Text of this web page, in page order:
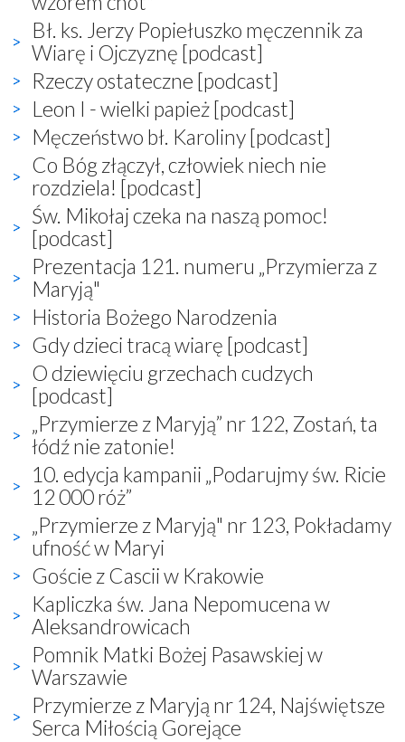
Bł. ks. Jerzy Popiełuszko męczennik za
Wiarę i Ojczyznę [podcast]
Rzeczy ostateczne [podcast]
Leon I - wielki papież [podcast]
Męczeństwo bł. Karoliny [podcast]
Co Bóg złączył, człowiek niech nie
rozdziela! [podcast]
Św. Mikołaj czeka na naszą pomoc!
[podcast]
Prezentacja 121. numeru „Przymierza z
Maryją"
Historia Bożego Narodzenia
Gdy dzieci tracą wiarę [podcast]
O dziewięciu grzechach cudzych
[podcast]
„Przymierze z Maryją” nr 122, Zostań, ta
łódź nie zatonie!
10. edycja kampanii „Podarujmy św. Ricie
12 000 róż”
„Przymierze z Maryją" nr 123, Pokładamy
ufność w Maryi
Goście z Cascii w Krakowie
Kapliczka św. Jana Nepomucena w
Aleksandrowicach
Pomnik Matki Bożej Pasawskiej w
Warszawie
Przymierze z Maryją nr 124, Najświętsze
Serca Miłością Gorejące